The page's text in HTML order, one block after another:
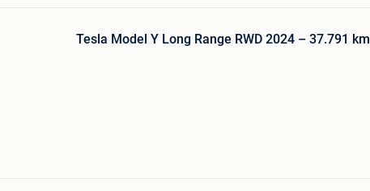
Tesla Model Y Long Range RWD 2024 – 37.791 km